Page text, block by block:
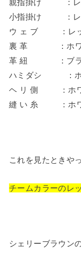
小指掛け ：レ
ウ ェ ブ ：レ
裏 革 ：ホワ
革 紐 ：ブラッ
ハミダシ ：ホ
ヘ リ 側 ：ホワ
縫 い 糸 ：ホワ
これを見たときや
チームカラーのレ
シェリーブラウン